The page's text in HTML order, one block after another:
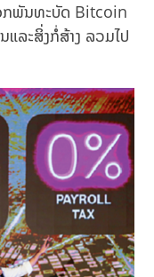
ກພັນທະບັດ Bitcoin
ແລະສິ່ງກໍ່ສ້າງ ລວມໄປ